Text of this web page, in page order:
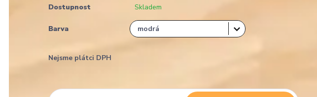
Dostupnost Skladem
Barva
Nejsme plátci DPH